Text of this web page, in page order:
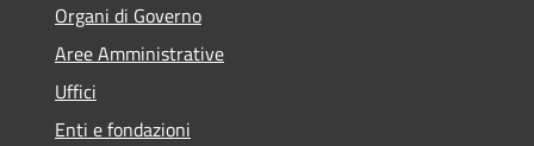
Organi di Governo
Aree Amministrative
Uffici
Enti e fondazioni